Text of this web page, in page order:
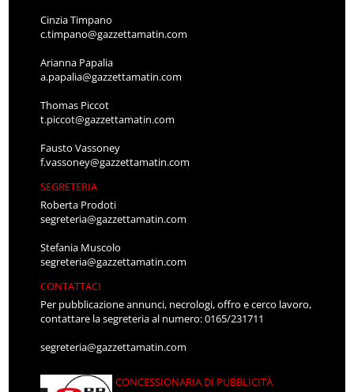
Cinzia Timpano
c.timpano@gazzettamatin.com
Arianna Papalia
a.papalia@gazzettamatin.com
Thomas Piccot
t.piccot@gazzettamatin.com
Fausto Vassoney
f.vassoney@gazzettamatin.com
SEGRETERIA
Roberta Prodoti
segreteria@gazzettamatin.com
Stefania Muscolo
segreteria@gazzettamatin.com
CONTATTACI
Per pubblicazione annunci, necrologi, offro e cerco lavoro,
contattare la segreteria al numero: 0165/231711
segreteria@gazzettamatin.com
CONCESSIONARIA DI PUBBLICITÀ